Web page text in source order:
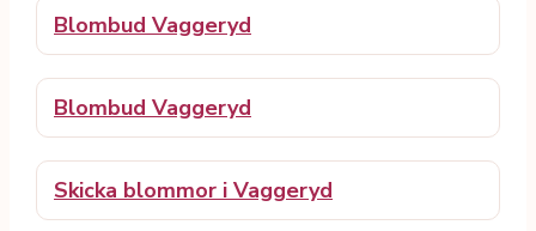
Blombud Vaggeryd
Blombud Vaggeryd
Skicka blommor i Vaggeryd